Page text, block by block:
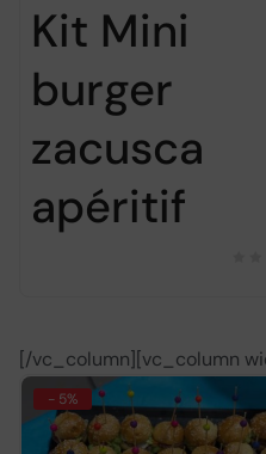
Kit Mini
burger
zacusca
apéritif
[/vc_column][vc_column
- 5%